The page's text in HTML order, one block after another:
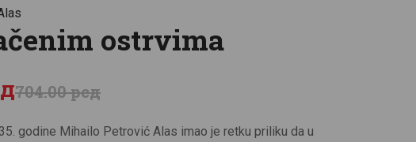
ostrvima
704.00рсд
godine Mihailo Petrović Alas imao je retku priliku da u